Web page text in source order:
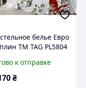
белье Евро
ТМ TAG PL5804
к отправке
₴